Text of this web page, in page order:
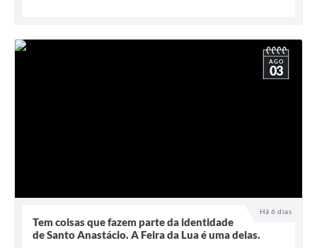
Há 6 dias
AGO
03
Tem coisas que fazem parte da identidade
de Santo Anastácio. A Feira da Lua é uma delas.